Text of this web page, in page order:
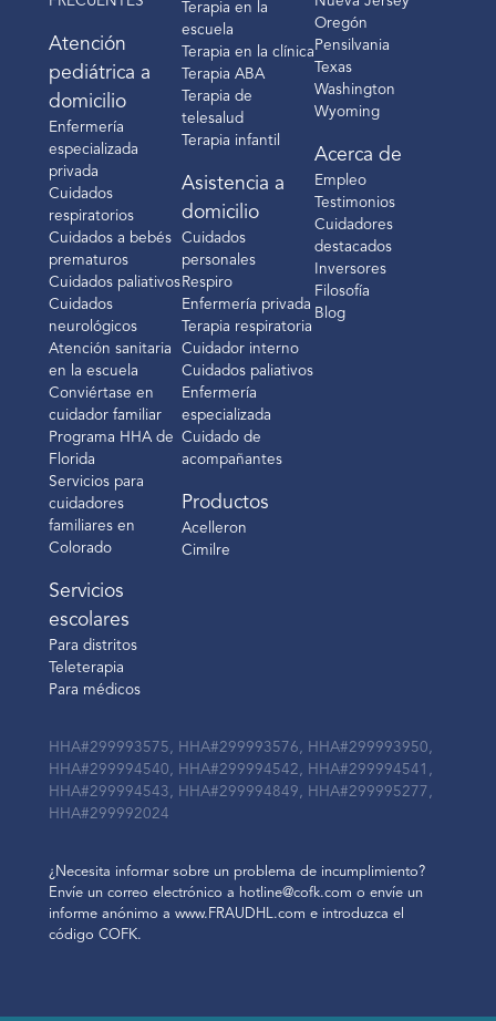
Atención
pediátrica a
domicilio
Enfermería
especializada
privada
Cuidados
respiratorios
Cuidados a bebés
prematuros
Cuidados paliativos
Cuidados
neurológicos
Atención sanitaria
en la escuela
Conviértase en
cuidador familiar
Programa HHA de
Florida
Servicios para
cuidadores
familiares en
Colorado
Servicios
escolares
Para distritos
Teleterapia
Para médicos
Terapia en la
escuela
Terapia en la clínica
Terapia ABA
Terapia de
telesalud
Terapia infantil
Asistencia a
domicilio
Cuidados
personales
Respiro
Enfermería privada
Terapia respiratoria
Cuidador interno
Cuidados paliativos
Enfermería
especializada
Cuidado de
acompañantes
Productos
Acelleron
Cimilre
Oregón
Pensilvania
Texas
Washington
Wyoming
Acerca de
Empleo
Testimonios
Cuidadores
destacados
Inversores
Filosofía
Blog
HHA#299993575, HHA#299993576, HHA#299993950,
HHA#299994540, HHA#299994542, HHA#299994541,
HHA#299994543, HHA#299994849, HHA#299995277,
HHA#299992024
¿Necesita informar sobre un problema de incumplimiento?
Envíe un correo electrónico a hotline@cofk.com o envíe un
informe anónimo a www.FRAUDHL.com e introduzca el
código COFK.